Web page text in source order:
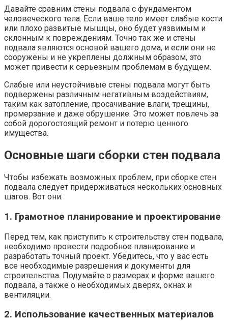
Давайте сравним стены подвала с фундаментом
человеческого тела. Если ваше тело имеет слабые кости
или плохо развитые мышцы, оно будет уязвимым и
склонным к повреждениям. Точно так же и стены
подвала являются основой вашего дома, и если они не
сооружены и не укреплены должным образом, это
может привести к серьезным проблемам в будущем.
Слабые или неустойчивые стены подвала могут быть
подвержены различным негативным воздействиям,
таким как затопление, просачивание влаги, трещины,
промерзание и даже обрушение. Это может повлечь за
собой дорогостоящий ремонт и потерю ценного
имущества.
Основные шаги сборки стен подвала
Чтобы избежать возможных проблем, при сборке стен
подвала следует придерживаться нескольких основных
шагов. Вот они:
1. Грамотное планирование и проектирование
Перед тем, как приступить к строительству стен подвала,
необходимо провести подробное планирование и
разработать точный проект. Убедитесь, что у вас есть
все необходимые разрешения и документы для
строительства. Подумайте о размерах и форме вашего
подвала, а также о необходимых дверях, окнах и
вентиляции.
2. Использование качественных материалов